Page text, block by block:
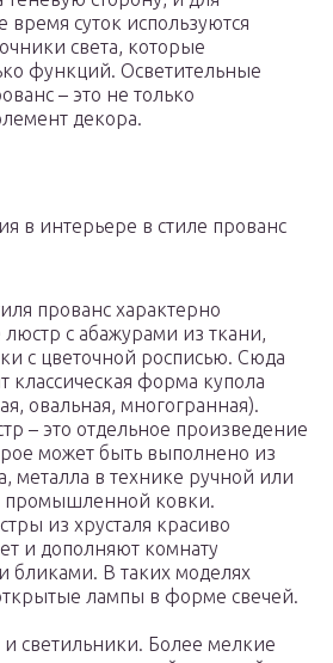
суток используются
света, которые
функций. Осветительные
– это не только
декора.
в интерьере в стиле прованс
прованс характерно
люстр с абажурами из ткани,
с цветочной росписью. Сюда
классическая форма купола
овальная, многогранная).
– это отдельное произведение
может быть выполнено из
металла в технике ручной или
промышленной ковки.
из хрусталя красиво
и дополняют комнату
бликами. В таких моделях
лампы в форме свечей.
светильники. Более мелкие